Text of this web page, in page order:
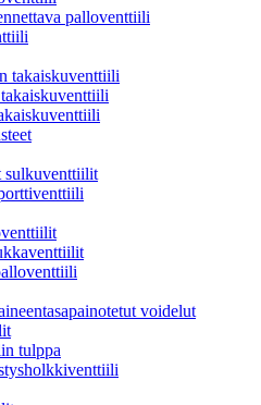
palloventtiili
takaiskuventtiili
sulkuventtiilit
voidelut
tulppa